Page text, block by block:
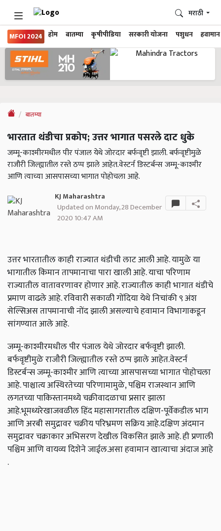
MFOI 2024 होम बातम्या कृषीपीडिया सरकारी योजना पशुधन हवामान
मराठी
बातम्या
भारतात थंडीचा प्रकोप; उत्तर भागात पसरले दाट धुके
जम्मू-काश्मीरमधील पीर पंजाल येथे जोरदार बर्फवृष्टी झाली. बर्फवृष्टीमुळे
राजौरी जिल्ह्यातील रस्ते ठप्प झाले आहेत.वेस्टर्न डिस्टर्बन्स जम्मू-काश्मीर
आणि त्याच्या आसपासच्या भागात पोहोचला आहे.
KJ Maharashtra
Updated on Monday, 28 December
2020 10:47 AM
उत्तर भारतातील काही राज्यात थंडीची लाट आली आहे. यामुळे या
भागातील किमान तापमानाचा पारा खाली आहे. याचा परिणाम
राज्यातील वातावरणावर होणार आहे. राज्यातील काही भागात थंडीचे
प्रमाण वाढले आहे. रविवारी सकाळी गोंदिया येथे निचांकी ९ अंश
सेल्सिअस तापमानाची नोंद झाली असल्याचे हवामान विभागाकडून
सांगण्यात आले आहे.
जम्मू-काश्मीरमधील पीर पंजाल येथे जोरदार बर्फवृष्टी झाली.
बर्फवृष्टीमुळे राजौरी जिल्ह्यातील रस्ते ठप्प झाले आहेत.वेस्टर्न
डिस्टर्बन्स जम्मू-काश्मीर आणि त्याच्या आसपासच्या भागात पोहोचला
आहे. पाश्चात्य अस्थिरतेच्या परिणामामुळे, पश्चिम राजस्थान आणि
लगतच्या पाकिस्तानमध्ये चक्रीवादळाचा प्रसार झाला
आहे.भूमध्यरेखाजवळील हिंद महासागरातील दक्षिण-पूर्वेकडील भाग
आणि अरबी समुद्रावर चक्रीय परिभ्रमण सक्रिय आहे.दक्षिण अंदमान
समुद्रावर चक्राकार अभिसरण देखील विकसित झाले आहे. ही प्रणाली
पश्चिम आणि वायव्य दिशेने जाईल.असा हवामान खात्याचा अंदाज आहे
.